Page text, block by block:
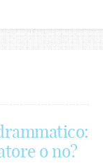
o no?